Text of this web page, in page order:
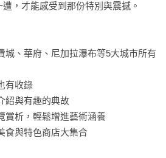
，才能感受到那份特別與震撼。
、華府、尼加拉瀑布等5大城市所有
有收錄
紹與有趣的典故
析，輕鬆增進藝術涵養
食與特色商店大集合